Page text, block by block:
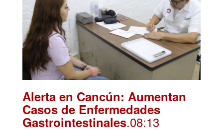
Alerta en Cancún: Aumentan
Casos de Enfermedades
Gastrointestinales.08:13